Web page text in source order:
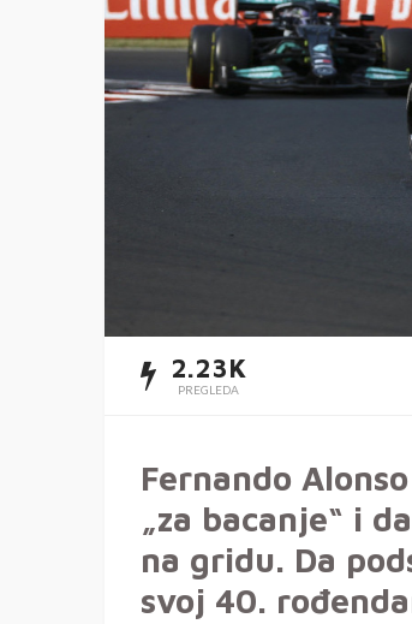
2.23K
PREGLEDA
Fernando
„za bacanje“ i
na gridu. Da
svoj 40.